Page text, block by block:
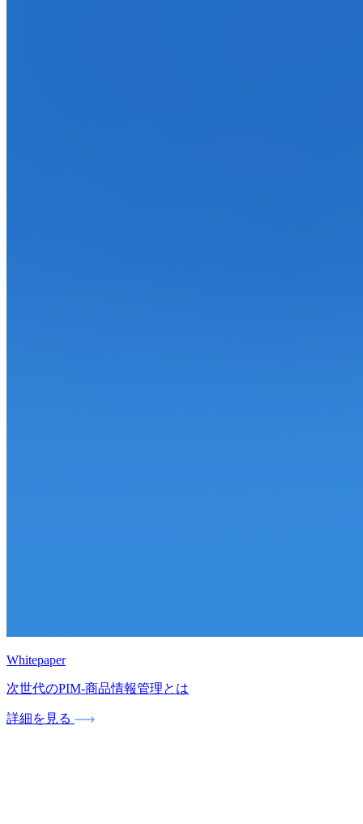
Whitepaper
次世代のPIM‐商品情報管理とは
詳細を見る